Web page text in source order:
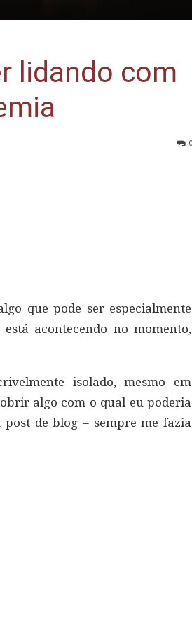
lidando com
0
que pode ser especialmente
acontecendo no momento,
isolado, mesmo em
algo com o qual eu poderia
de blog – sempre me fazia